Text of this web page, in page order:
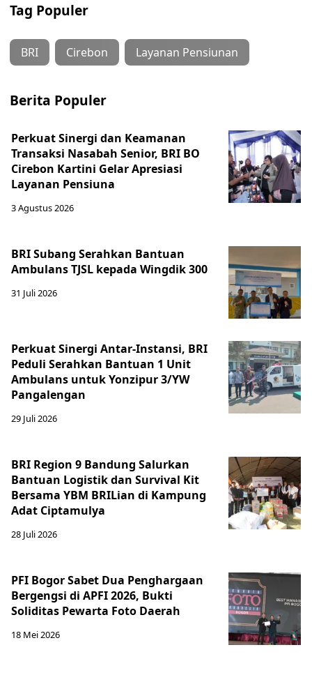
Tag Populer
BRI Cirebon Layanan Pensiunan
Berita Populer
Perkuat Sinergi dan Keamanan
Transaksi Nasabah Senior, BRI BO
Cirebon Kartini Gelar Apresiasi
Layanan Pensiuna
3 Agustus 2026
BRI Subang Serahkan Bantuan
Ambulans TJSL kepada Wingdik 300
31 Juli 2026
Perkuat Sinergi Antar-Instansi, BRI
Peduli Serahkan Bantuan 1 Unit
Ambulans untuk Yonzipur 3/YW
Pangalengan
29 Juli 2026
BRI Region 9 Bandung Salurkan
Bantuan Logistik dan Survival Kit
Bersama YBM BRILian di Kampung
Adat Ciptamulya
28 Juli 2026
PFI Bogor Sabet Dua Penghargaan
Bergengsi di APFI 2026, Bukti
Soliditas Pewarta Foto Daerah
18 Mei 2026